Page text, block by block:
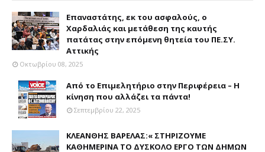
Επαναστάτης, εκ του ασφαλούς, ο
Χαρδαλιάς και μετάθεση της καυτής
πατάτας στην επόμενη θητεία του ΠΕ.ΣΥ.
Αττικής
Οκτωβρίου 08, 2025
Από το Επιμελητήριο στην Περιφέρεια – Η
κίνηση που αλλάζει τα πάντα!
Σεπτεμβρίου 22, 2025
ΚΛΕΑΝΘΗΣ ΒΑΡΕΛΑΣ:« ΣΤΗΡΙΖΟΥΜΕ
ΚΑΘΗΜΕΡΙΝΑ ΤΟ ΔΥΣΚΟΛΟ ΕΡΓΟ ΤΩΝ ΔΗΜΩΝ